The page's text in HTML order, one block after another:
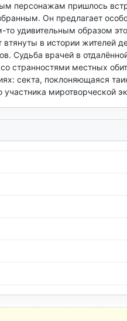
персонажам пришлось
Он предлагает
удивительным образом
втянуты в истории жителей
Судьба врачей в
странностями местных
секта, поклоняющаяся
миротворческой